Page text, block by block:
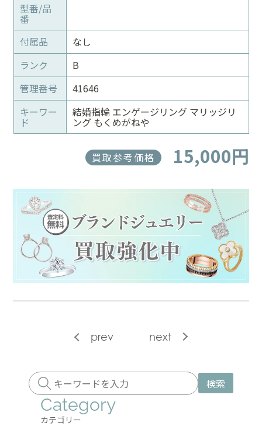
型番/品
番
付属品
なし
ランク
B
管理番号
41646
キーワー
ド
結婚指輪 エンゲージリング マリッジリ
ング もくめがねや
買取参考価格 15,000円
prev next
検索
Category
カテゴリー